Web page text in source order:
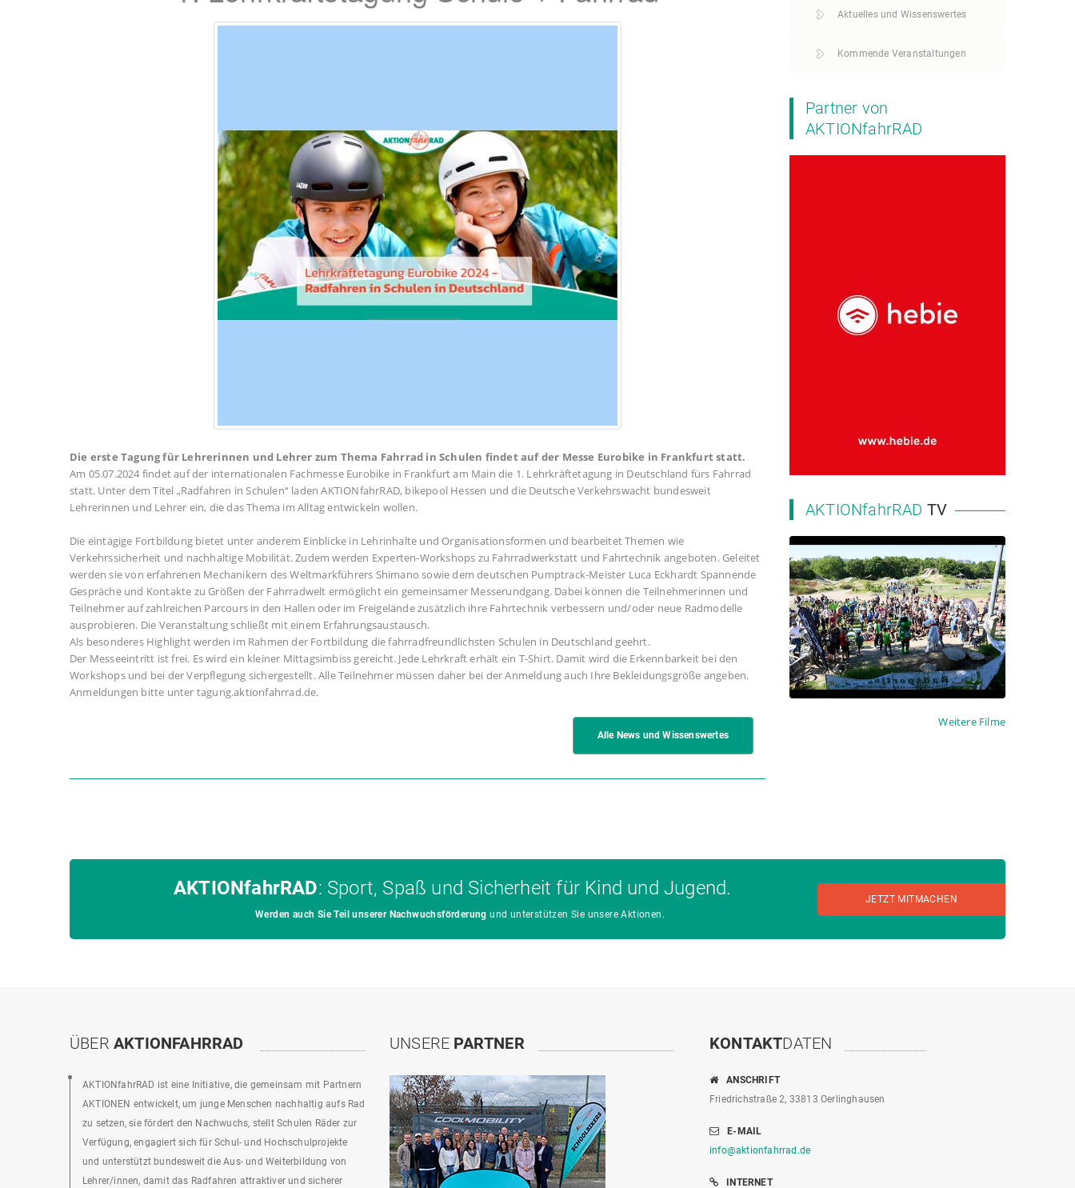
Die erste Tagung für Lehrerinnen und Lehrer zum Thema Fahrrad in Schulen findet auf der Messe Eurobike in Frankfurt statt.
Am 05.07.2024 findet auf der internationalen Fachmesse Eurobike in Frankfurt am Main die 1. Lehrkräftetagung in Deutschland fürs Fahrrad
statt. Unter dem Titel „Radfahren in Schulen“ laden AKTIONfahrRAD, bikepool Hessen und die Deutsche Verkehrswacht bundesweit
Lehrerinnen und Lehrer ein, die das Thema im Alltag entwickeln wollen.
Die eintägige Fortbildung bietet unter anderem Einblicke in Lehrinhalte und Organisationsformen und bearbeitet Themen wie
Verkehrssicherheit und nachhaltige Mobilität. Zudem werden Experten-Workshops zu Fahrradwerkstatt und Fahrtechnik angeboten. Geleitet
werden sie von erfahrenen Mechanikern des Weltmarkführers Shimano sowie dem deutschen Pumptrack-Meister Luca Eckhardt Spannende
Gespräche und Kontakte zu Größen der Fahrradwelt ermöglicht ein gemeinsamer Messerundgang. Dabei können die Teilnehmerinnen und
Teilnehmer auf zahlreichen Parcours in den Hallen oder im Freigelände zusätzlich ihre Fahrtechnik verbessern und/oder neue Radmodelle
ausprobieren. Die Veranstaltung schließt mit einem Erfahrungsaustausch.
Als besonderes Highlight werden im Rahmen der Fortbildung die fahrradfreundlichsten Schulen in Deutschland geehrt.
Der Messeeintritt ist frei. Es wird ein kleiner Mittagsimbiss gereicht. Jede Lehrkraft erhält ein T-Shirt. Damit wird die Erkennbarkeit bei den
Workshops und bei der Verpflegung sichergestellt. Alle Teilnehmer müssen daher bei der Anmeldung auch Ihre Bekleidungsgröße angeben.
Anmeldungen bitte unter tagung.aktionfahrrad.de.
Alle News und Wissenswertes
Aktuelles und Wissenswertes
Kommende Veranstaltungen
Partner von
AKTIONfahrRAD
AKTIONfahrRAD TV
2023 NRW Landesschulmeisterschaft MTB
Weitere Filme
AKTIONfahrRAD: Sport, Spaß und Sicherheit für Kind und Jugend.
Werden auch Sie Teil unserer Nachwuchsförderung und unterstützen Sie unsere Aktionen.
JETZT MITMACHEN
ÜBER AKTIONFAHRRAD
AKTIONfahrRAD ist eine Initiative, die gemeinsam mit Partnern
AKTIONEN entwickelt, um junge Menschen nachhaltig aufs Rad
zu setzen, sie fördert den Nachwuchs, stellt Schulen Räder zur
Verfügung, engagiert sich für Schul- und Hochschulprojekte
und unterstützt bundesweit die Aus- und Weiterbildung von
Lehrer/innen, damit das Radfahren attraktiver und sicherer
UNSERE PARTNER KONTAKTDATEN
ANSCHRIFT
Friedrichstraße 2, 33813 Oerlinghausen
E-MAIL
info@aktionfahrrad.de
INTERNET